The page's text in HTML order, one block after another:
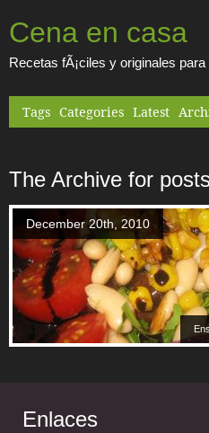
Cena en casa
Recetas fÃ¡ciles y originales
Tags Categories Latest
The Archive for
December 20th, 2010
Enlaces